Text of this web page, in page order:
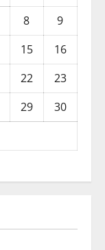
8
9
15
16
22
23
29
30